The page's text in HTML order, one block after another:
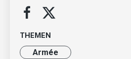
THEMEN
Armée